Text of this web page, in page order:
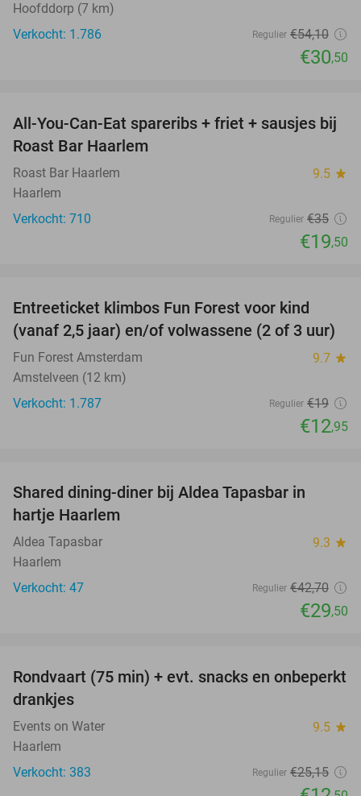
Hoofddorp (7 km)
Verkocht: 1.786
Regulier €54,10
€30,50
44%
All-You-Can-Eat spareribs + friet + sausjes bij
Roast Bar Haarlem
Roast Bar Haarlem 9.5 star
Haarlem
Verkocht: 710
Regulier €35
€19,50
Entreeticket klimbos Fun Forest voor kind
(vanaf 2,5 jaar) en/of volwassene (2 of 3 uur)
Fun Forest Amsterdam 9.7 star
Amstelveen (12 km)
Verkocht: 1.787
Regulier €19
€12,95
Shared dining-diner bij Aldea Tapasbar in
hartje Haarlem
Aldea Tapasbar 9.3 star
Haarlem
Verkocht: 47
Regulier €42,70
€29,50
50%
Rondvaart (75 min) + evt. snacks en onbeperkt
drankjes
Events on Water 9.5 star
Haarlem
Verkocht: 383
Regulier €25,15